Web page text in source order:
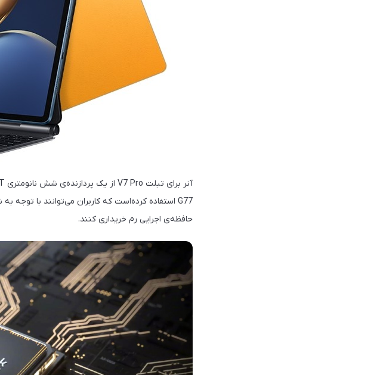
حافظه‌ی اجرایی رم خریداری کنند.